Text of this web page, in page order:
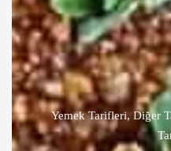
Yemek Tarifleri, Diğer